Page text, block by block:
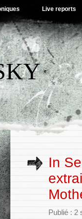
Live reports
In
Publié : 2